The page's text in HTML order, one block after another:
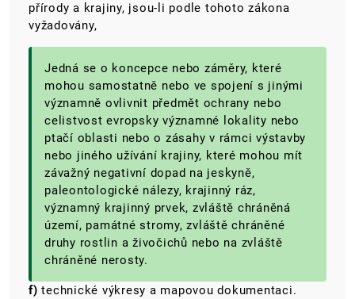
přírody a krajiny, jsou-li podle tohoto zákona
vyžadovány,
Jedná se o koncepce nebo záměry, které
mohou samostatně nebo ve spojení s jinými
významně ovlivnit předmět ochrany nebo
celistvost evropsky významné lokality nebo
ptačí oblasti nebo o zásahy v rámci výstavby
nebo jiného užívání krajiny, které mohou mít
závažný negativní dopad na jeskyně,
paleontologické nálezy, krajinný ráz,
významný krajinný prvek, zvláště chráněná
území, památné stromy, zvláště chráněné
druhy rostlin a živočichů nebo na zvláště
chráněné nerosty.
f) technické výkresy a mapovou dokumentaci.